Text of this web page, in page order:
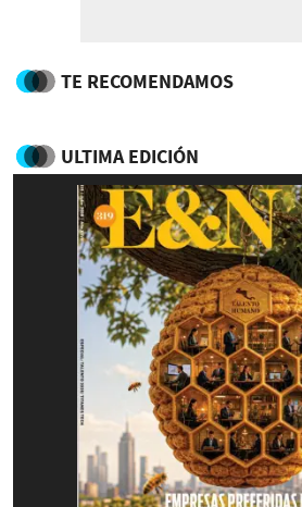
TE RECOMENDAMOS
ULTIMA EDICIÓN